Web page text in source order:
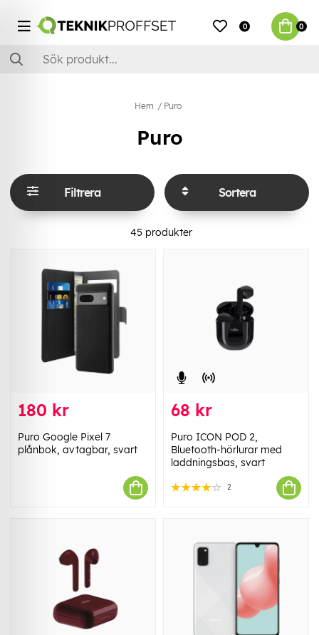
0 0
Hem Puro
Puro
Filtrera Sortera
45 produkter
180 kr
Puro Google Pixel 7
plånbok, avtagbar, svart
68 kr
Puro ICON POD 2,
Bluetooth-hörlurar med
laddningsbas, svart
2